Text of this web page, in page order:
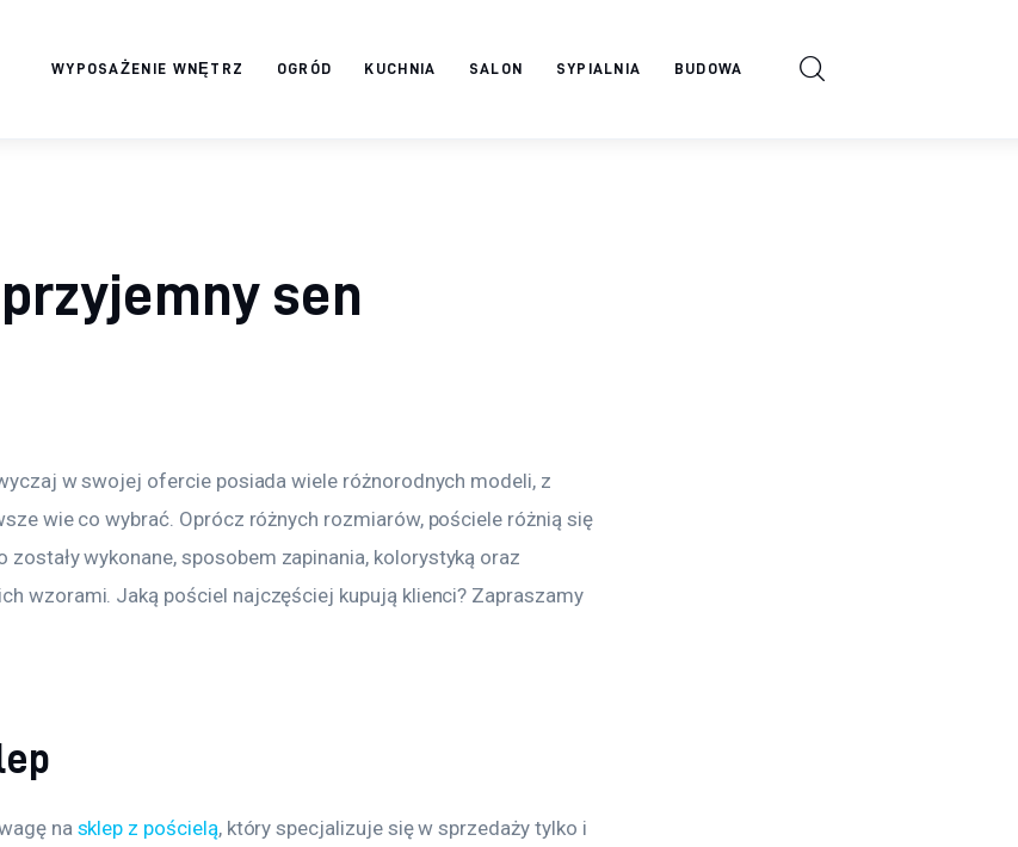
WYPOSAŻENIE WNĘTRZ OGRÓD KUCHNIA SALON SYPIALNIA BUDOWA
sen
w swojej ofercie posiada wiele różnorodnych modeli, z
wie co wybrać. Oprócz różnych rozmiarów, pościele różnią się
zostały wykonane, sposobem zapinania, kolorystyką oraz
wzorami. Jaką pościel najczęściej kupują klienci? Zapraszamy
na sklep z pościelą, który specjalizuje się w sprzedaży tylko i